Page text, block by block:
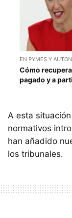
EN PYMES Y
Cómo
pagado y a
A esta
normativos
han añadido
los tribunales.